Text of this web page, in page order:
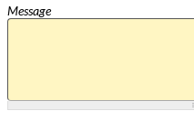
Message